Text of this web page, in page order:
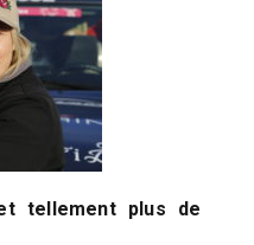
tellement plus de